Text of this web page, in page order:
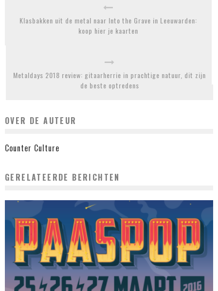
Klasbakken uit de metal naar Into the Grave in Leeuwarden:
koop hier je kaarten
Metaldays 2018 review: gitaarherrie in prachtige natuur, dit zijn
de beste optredens
OVER DE AUTEUR
Counter Culture
GERELATEERDE BERICHTEN